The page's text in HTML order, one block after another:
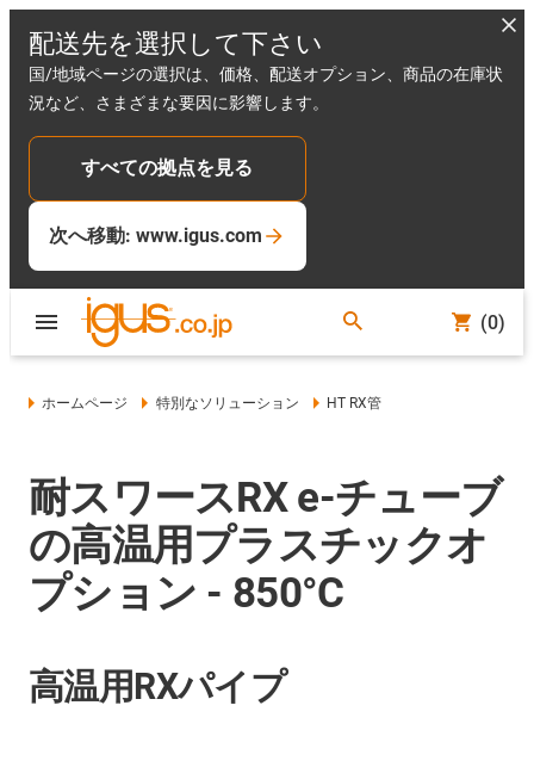
配送先を選択して下さい
国/地域ページの選択は、価格、配送オプション、商品の在庫状
況など、さまざまな要因に影響します。
すべての拠点を見る
次へ移動: www.igus.com
(0)
ホームページ 特別なソリューション HT RX管
耐スワースRX e-チューブ
の高温用プラスチックオ
プション - 850°C
高温用RXパイプ